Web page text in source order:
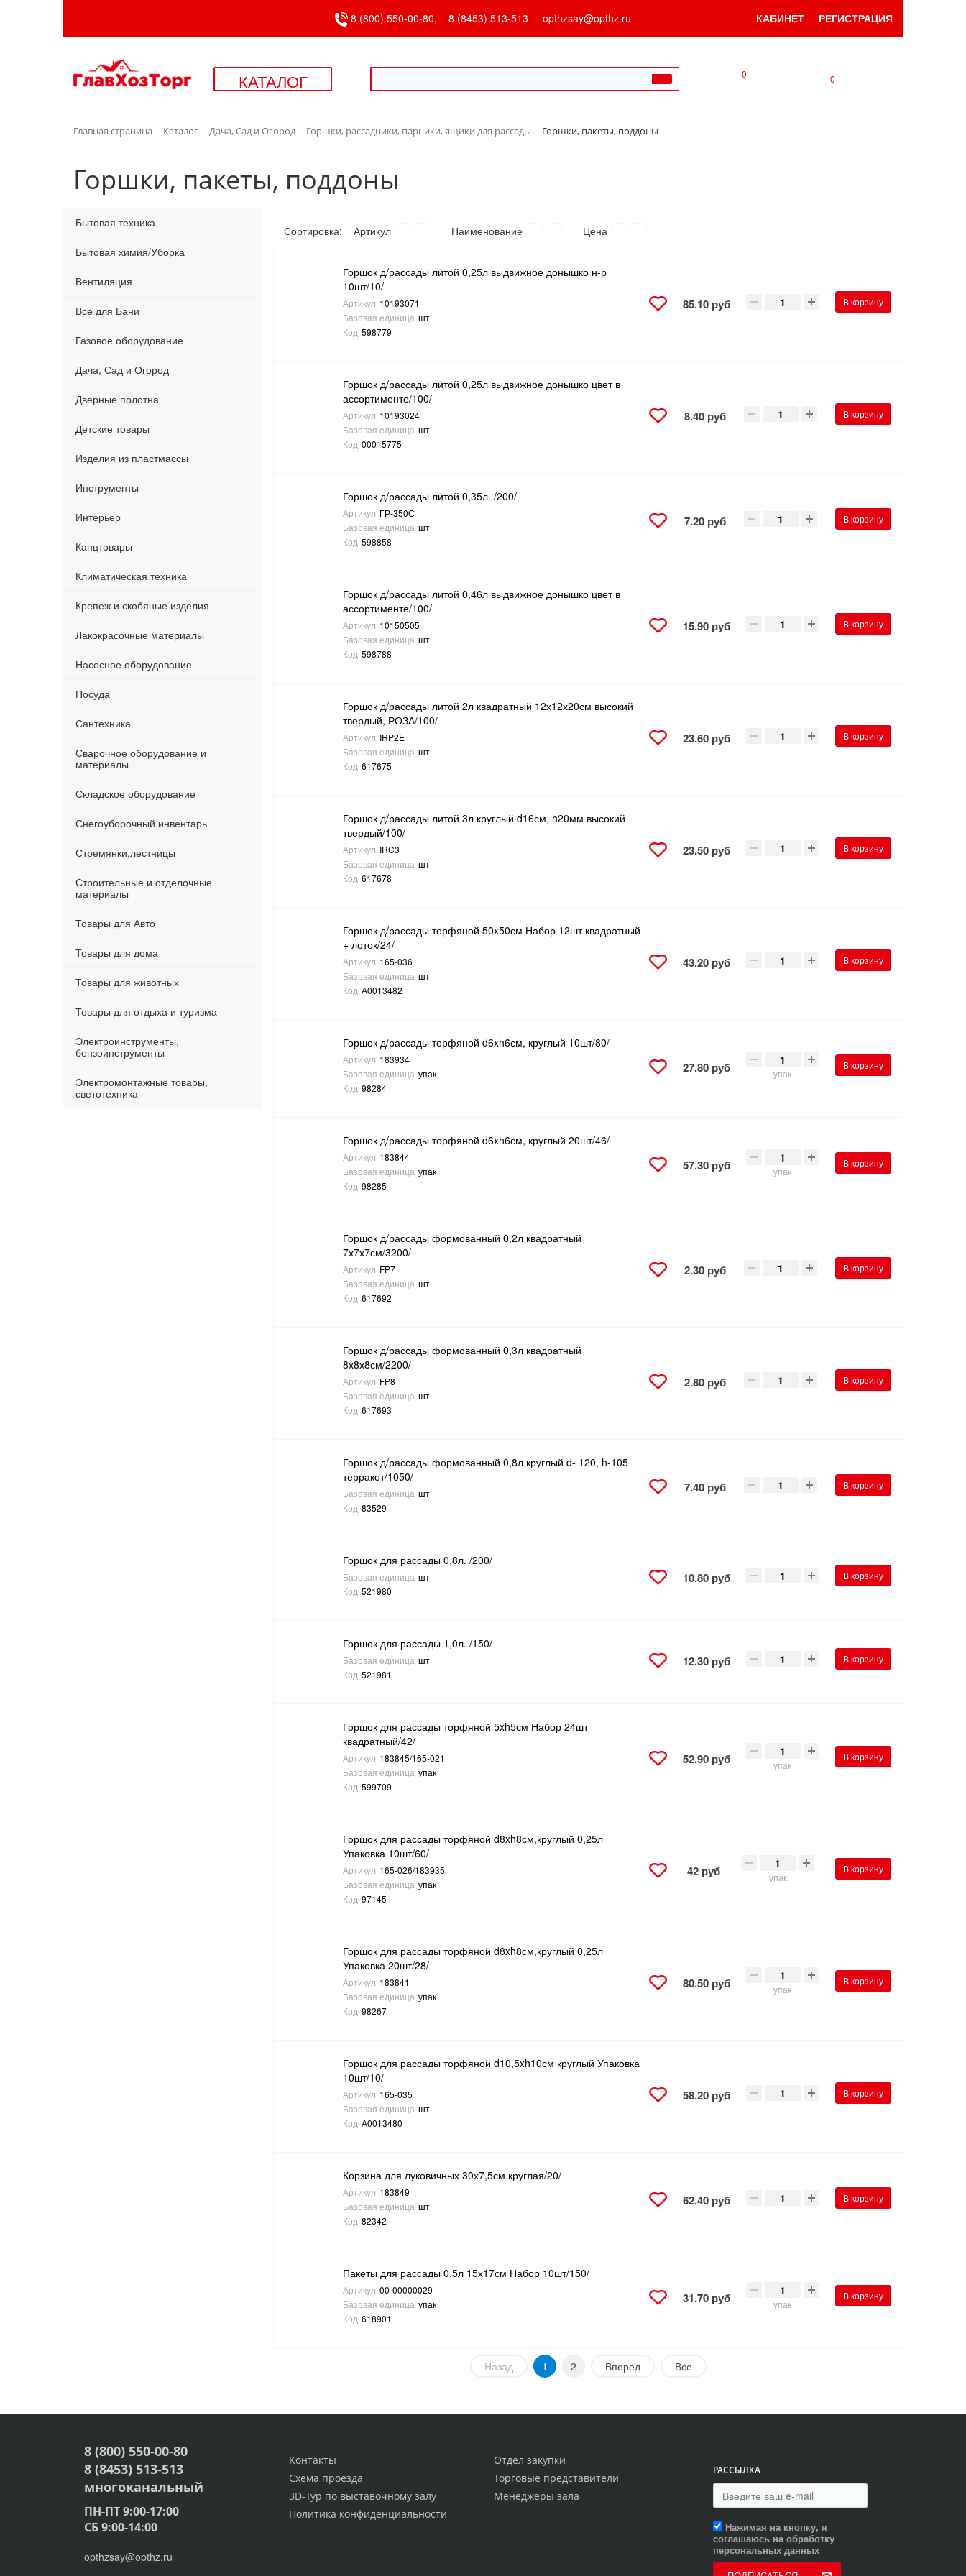
8 (800) 550-00-80, 8 (8453) 513-513 opthzsay@opthz.ru КАБИНЕТ РЕГИСТРАЦИЯ
КАТАЛОГ 0 0
Главная страница Каталог Дача, Сад и Огород Горшки, рассадники, парники, ящики для рассады Горшки, пакеты, поддоны
Горшки, пакеты, поддоны
Бытовая техника
Бытовая химия/Уборка
Вентиляция
Все для Бани
Газовое оборудование
Дача, Сад и Огород
Дверные полотна
Детские товары
Изделия из пластмассы
Инструменты
Интерьер
Канцтовары
Климатическая техника
Крепеж и скобяные изделия
Лакокрасочные материалы
Насосное оборудование
Посуда
Сантехника
Сварочное оборудование и
материалы
Складское оборудование
Снегоуборочный инвентарь
Стремянки,лестницы
Строительные и отделочные
материалы
Товары для Авто
Товары для дома
Товары для животных
Товары для отдыха и туризма
Электроинструменты,
бензоинструменты
Электромонтажные товары,
светотехника
Сортировка: Артикул Наименование Цена
Горшок д/рассады литой 0,25л выдвижное донышко н-р
10шт/10/
Артикул 10193071
Базовая единица шт
Код 598779
85.10 руб В корзину
Горшок д/рассады литой 0,25л выдвижное донышко цвет в
ассортименте/100/
Артикул 10193024
Базовая единица шт
Код 00015775
8.40 руб В корзину
Горшок д/рассады литой 0,35л. /200/
Артикул ГР-350С
Базовая единица шт
Код 598858
7.20 руб В корзину
Горшок д/рассады литой 0,46л выдвижное донышко цвет в
ассортименте/100/
Артикул 10150505
Базовая единица шт
Код 598788
15.90 руб В корзину
Горшок д/рассады литой 2л квадратный 12х12х20см высокий
твердый, РОЗА/100/
Артикул IRP2E
Базовая единица шт
Код 617675
23.60 руб В корзину
Горшок д/рассады литой 3л круглый d16см, h20мм высокий
твердый/100/
Артикул IRC3
Базовая единица шт
Код 617678
23.50 руб В корзину
Горшок д/рассады торфяной 50x50см Набор 12шт квадратный
+ лоток/24/
Артикул 165-036
Базовая единица шт
Код А0013482
43.20 руб В корзину
Горшок д/рассады торфяной d6xh6см, круглый 10шт/80/
Артикул 183934
Базовая единица упак
Код 98284
27.80 руб упак
В корзину
Горшок д/рассады торфяной d6xh6см, круглый 20шт/46/
Артикул 183844
Базовая единица упак
Код 98285
57.30 руб упак
В корзину
Горшок д/рассады формованный 0,2л квадратный
7х7х7см/3200/
Артикул FP7
Базовая единица шт
Код 617692
2.30 руб В корзину
Горшок д/рассады формованный 0,3л квадратный
8х8х8см/2200/
Артикул FP8
Базовая единица шт
Код 617693
2.80 руб В корзину
Горшок д/рассады формованный 0,8л круглый d- 120, h-105
терракот/1050/
Базовая единица шт
Код 83529
7.40 руб В корзину
Горшок для рассады 0,8л. /200/
Базовая единица шт
Код 521980
10.80 руб В корзину
Горшок для рассады 1,0л. /150/
Базовая единица шт
Код 521981
12.30 руб В корзину
Горшок для рассады торфяной 5xh5см Набор 24шт
квадратный/42/
Артикул 183845/165-021
Базовая единица упак
Код 599709
52.90 руб упак
В корзину
Горшок для рассады торфяной d8xh8см,круглый 0,25л
Упаковка 10шт/60/
Артикул 165-026/183935
Базовая единица упак
Код 97145
42 руб упак
В корзину
Горшок для рассады торфяной d8xh8см,круглый 0,25л
Упаковка 20шт/28/
Артикул 183841
Базовая единица упак
Код 98267
80.50 руб упак
В корзину
Горшок для рассады торфяной d10,5xh10см круглый Упаковка
10шт/10/
Артикул 165-035
Базовая единица шт
Код А0013480
58.20 руб В корзину
Корзина для луковичных 30х7,5см круглая/20/
Артикул 183849
Базовая единица шт
Код 82342
62.40 руб В корзину
Пакеты для рассады 0,5л 15х17см Набор 10шт/150/
Артикул 00-00000029
Базовая единица упак
Код 618901
31.70 руб упак
В корзину
Назад 1 2 Вперед Все
Отдел закупки
Торговые представители
Менеджеры зала
Контакты
Схема проезда
3D-Тур по выставочному залу
Политика конфиденциальности
РАССЫЛКА
Нажимая на кнопку, я
соглашаюсь на обработку
персональных данных
8 (800) 550-00-80
8 (8453) 513-513
многоканальный
ПН-ПТ 9:00-17:00
СБ 9:00-14:00
opthzsay@opthz.ru